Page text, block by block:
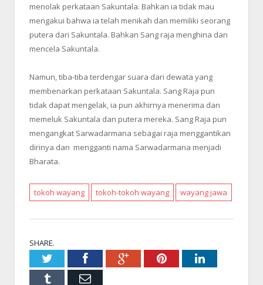
menolak perkataan Sakuntala. Bahkan ia tidak mau
mengakui bahwa ia telah menikah dan memiliki seorang
putera dari Sakuntala. Bahkan Sang raja menghina dan
mencela Sakuntala.
Namun, tiba-tiba terdengar suara dari dewata yang
membenarkan perkataan Sakuntala. Sang Raja pun
tidak dapat mengelak, ia pun akhirnya menerima dan
memeluk Sakuntala dan putera mereka. Sang Raja pun
mengangkat Sarwadarmana sebagai raja menggantikan
dirinya dan mengganti nama Sarwadarmana menjadi
Bharata.
tokoh wayang tokoh-tokoh wayang wayang jawa
SHARE.
TwitterFacebookGoogle+PinterestLinkedIn
Tumblr Email